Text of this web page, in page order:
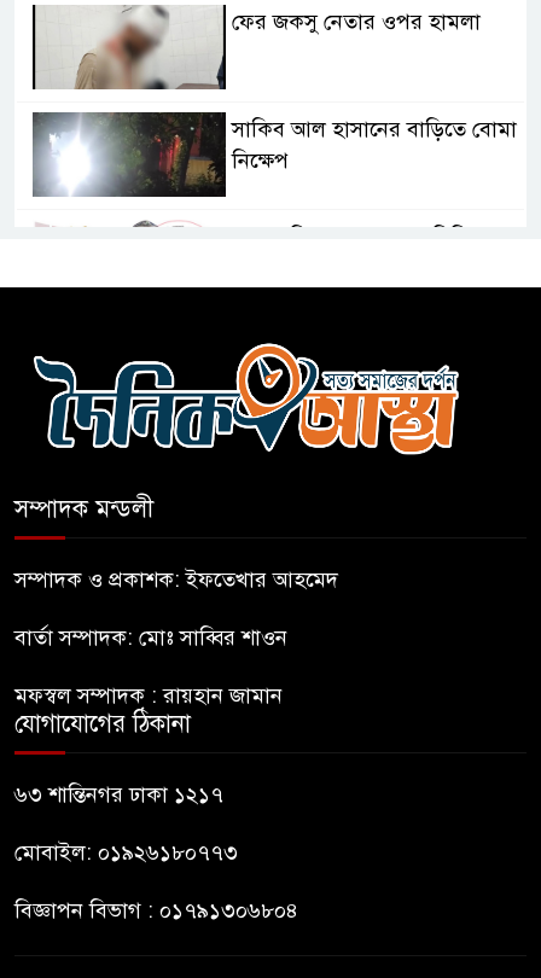
ফের জকসু নেতার ওপর হামলা
সাকিব আল হাসানের বাড়িতে বোমা
নিক্ষেপ
বিএনপির সক্রিয় অংশগ্রহণই জুলাই
গণঅভ্যুত্থানকে ত্বরান্বিত করেছিল
প্রধানমন্ত্রীর সম্ভাব্য সফর ঘিরে
পিস্তল ইয়াবাসহ আটক-১
৬ সাংবাদিক আহত
সম্পাদক মন্ডলী
সম্পাদক ও প্রকাশক: ইফতেখার আহমেদ
বার্তা সম্পাদক: মোঃ সাব্বির শাওন
মফস্বল সম্পাদক : রায়হান জামান
যোগাযোগের ঠিকানা
৬৩ শান্তিনগর ঢাকা ১২১৭
মোবাইল: ০১৯২৬১৮০৭৭৩
বিজ্ঞাপন বিভাগ : ০১৭৯১৩০৬৮০৪